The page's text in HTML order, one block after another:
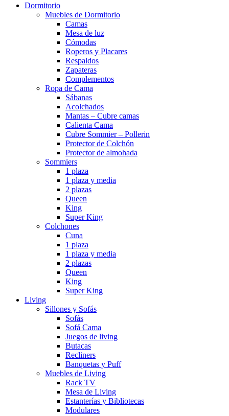
Dormitorio
Muebles de Dormitorio
Camas
Mesa de luz
Cómodas
Roperos y Placares
Respaldos
Zapateras
Complementos
Ropa de Cama
Sábanas
Acolchados
Mantas – Cubre camas
Calienta Cama
Cubre Sommier – Pollerin
Protector de Colchón
Protector de almohada
Sommiers
1 plaza
1 plaza y media
2 plazas
Queen
King
Super King
Colchones
Cuna
1 plaza
1 plaza y media
2 plazas
Queen
King
Super King
Living
Sillones y Sofás
Sofás
Sofá Cama
Juegos de living
Butacas
Recliners
Banquetas y Puff
Muebles de Living
Rack TV
Mesa de Living
Estanterías y Bibliotecas
Modulares